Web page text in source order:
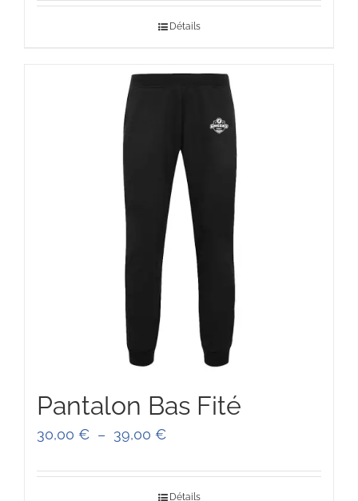
Détails
Pantalon Bas Fité
30,00 € – 39,00 €Plage
Détails